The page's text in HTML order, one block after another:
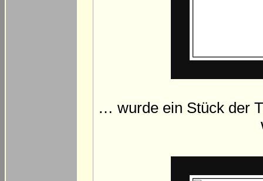
… wurde ein Stück der